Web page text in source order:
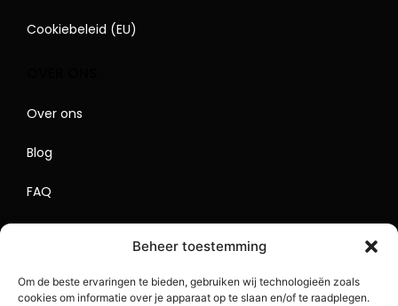
Beheer toestemming
Om de beste ervaringen te bieden, gebruiken wij technologieën zoals
cookies om informatie over je apparaat op te slaan en/of te raadplegen.
Cookiebeleid (EU)
Over ons
Blog
FAQ